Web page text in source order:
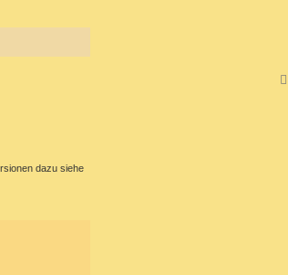
dazu siehe